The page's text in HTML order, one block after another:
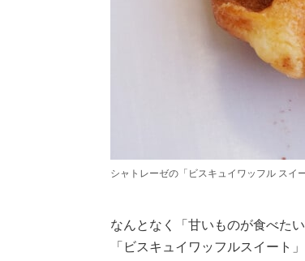
シャトレーゼの「ビスキュイワッフル スイー
なんとなく「甘いものが食べた
「ビスキュイワッフルスイート